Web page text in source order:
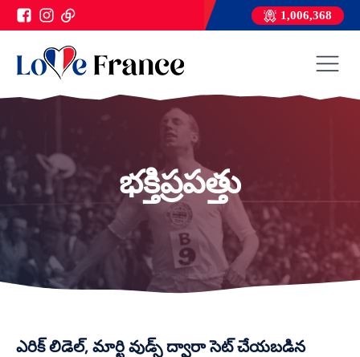
1,006,368
భక్తిప్రపత్తు
ఎరిక్ లిడెల్, మార్టి వుడ్స్ ద్వారా సెట్ చేయబడిన